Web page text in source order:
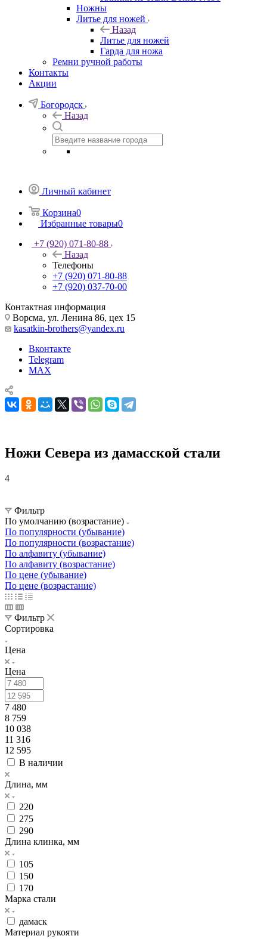
Ножны
Литье для ножей
Назад
Литье для ножей
Гарда для ножа
Ремни ручной работы
Контакты
Акции
Богородск
Назад
Личный кабинет
Корзина0
Избранные товары0
+7 (920) 071-80-88
Назад
Телефоны
+7 (920) 071-80-88
+7 (920) 037-70-00
Контактная информация
Ворсма, ул. Ленина 86, цех 15
kasatkin-brothers@yandex.ru
Вконтакте
Telegram
MAX
Ножи Севера из дамасской стали
4
Фильтр
По умолчанию (возрастание)
По популярности (убывание)
По популярности (возрастание)
По алфавиту (убывание)
По алфавиту (возрастание)
По цене (убывание)
По цене (возрастание)
Фильтр
Сортировка
Цена
Цена
7 480
8 759
10 038
11 316
12 595
В наличии
Длина, мм
220
275
290
Длина клинка, мм
105
150
170
Марка стали
дамаск
Материал рукояти